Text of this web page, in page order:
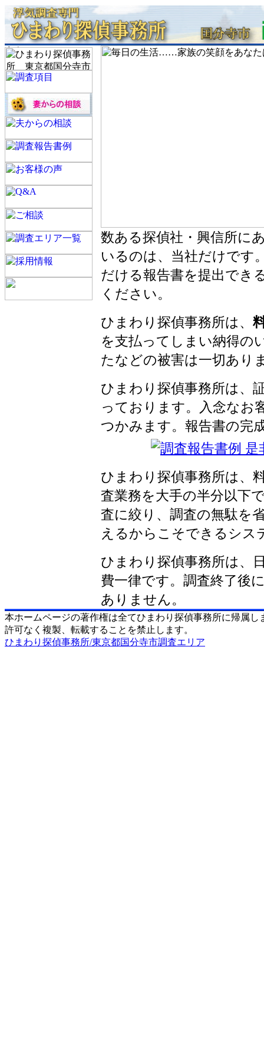
数ある探偵社・興信所に
いるのは、当社だけです
だける報告書を提出でき
ください。
ひまわり探偵事務所は、
を支払ってしまい納得の
たなどの被害は一切あり
ひまわり探偵事務所は、
っております。入念なお
つかみます。報告書の完
ひまわり探偵事務所は、
査業務を大手の半分以下
査に絞り、調査の無駄を
えるからこそできるシス
ひまわり探偵事務所は、
費一律です。調査終了後
ありません。
本ホームページの著作権は全てひまわり探偵事務所に帰属し
許可なく複製、転載することを禁止します。
ひまわり探偵事務所/東京都国分寺市調査エリア